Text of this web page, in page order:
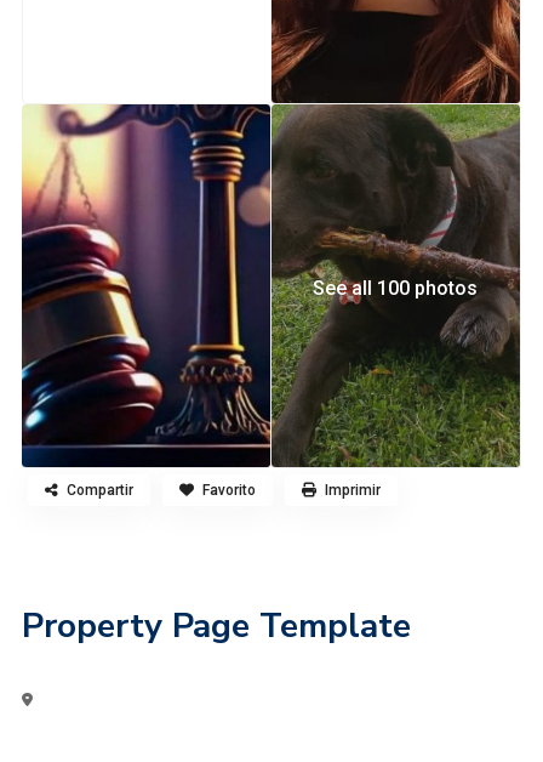
See all 100 photos
Property Page Template
Compartir Favorito Imprimir